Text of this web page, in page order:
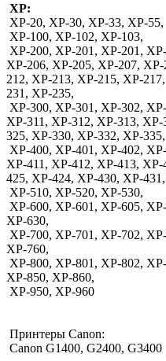
XP:
XP-20, XP-30, XP-33, XP-55,
XP-100, XP-102, XP-103,
XP-200, XP-201, XP-201,
XP-206, XP-205, XP-207,
212, XP-213, XP-215, XP-
231, XP-235,
XP-300, XP-301, XP-302,
XP-311, XP-312, XP-313,
325, XP-330, XP-332, XP-335,
XP-400, XP-401, XP-402,
XP-411, XP-412, XP-413,
425, XP-424, XP-430, XP-
XP-510, XP-520, XP-530,
XP-600, XP-601, XP-605,
XP-630,
XP-700, XP-701, XP-702,
XP-760,
XP-800, XP-801, XP-802,
XP-850, XP-860,
XP-950, XP-960
Принтеры Canon:
Canon G1400, G2400, G3400